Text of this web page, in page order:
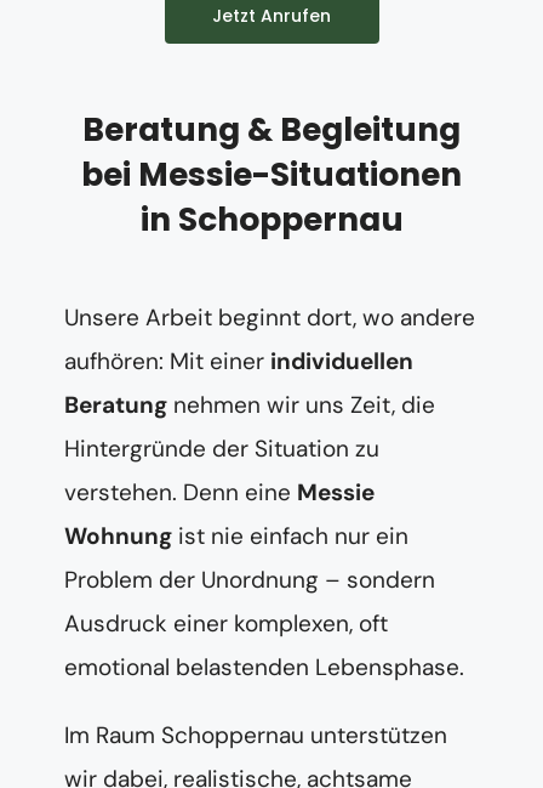
Jetzt Anrufen
Beratung & Begleitung
bei Messie-Situationen
in Schoppernau
Unsere Arbeit beginnt dort, wo andere
aufhören: Mit einer individuellen
Beratung nehmen wir uns Zeit, die
Hintergründe der Situation zu
verstehen. Denn eine Messie
Wohnung ist nie einfach nur ein
Problem der Unordnung – sondern
Ausdruck einer komplexen, oft
emotional belastenden Lebensphase.
Im Raum Schoppernau unterstützen
wir dabei, realistische, achtsame